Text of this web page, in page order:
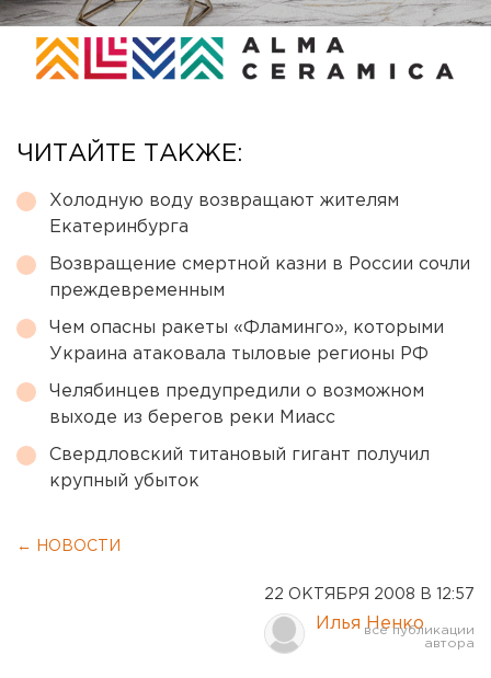
ЧИТАЙТЕ ТАКЖЕ:
Холодную воду возвращают жителям
Екатеринбурга
Возвращение смертной казни в России сочли
преждевременным
Чем опасны ракеты «Фламинго», которыми
Украина атаковала тыловые регионы РФ
Челябинцев предупредили о возможном
выходе из берегов реки Миасс
Свердловский титановый гигант получил
крупный убыток
← НОВОСТИ
22 ОКТЯБРЯ 2008 В 12:57
Илья Ненко